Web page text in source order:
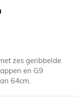
zes geribbelde
en G9
64cm.